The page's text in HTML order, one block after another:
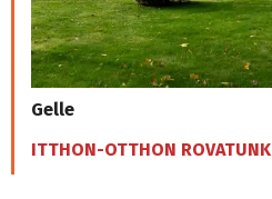
Gelle
ITTHON-OTTHON ROVATUNK